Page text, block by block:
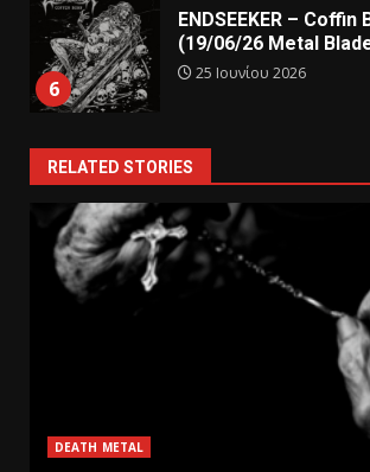
6
ENDSEEKER – Coffin
(19/06/26 Metal
25 Ιουνίου 2026
RELATED STORIES
DEATH METAL